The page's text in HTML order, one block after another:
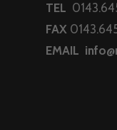
TEL
FAX
EMAIL